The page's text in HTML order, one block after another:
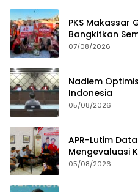
PKS Makassar
Bangkitkan
Tallo
07/08/2026
Nadiem
Indonesia
05/08/2026
APR-Lutim
Mengevaluasi
05/08/2026